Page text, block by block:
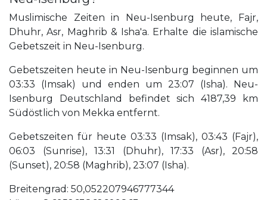
Muslimische Zeiten in Neu-Isenburg heute, Fajr,
Dhuhr, Asr, Maghrib & Isha'a. Erhalte die islamische
Gebetszeit in Neu-Isenburg.
Gebetszeiten heute in Neu-Isenburg beginnen um
03:33 (Imsak) und enden um 23:07 (Isha). Neu-
Isenburg Deutschland befindet sich 4187,39 km
Südöstlich von Mekka entfernt.
Gebetszeiten für heute 03:33 (Imsak), 03:43 (Fajr),
06:03 (Sunrise), 13:31 (Dhuhr), 17:33 (Asr), 20:58
(Sunset), 20:58 (Maghrib), 23:07 (Isha).
Breitengrad: 50,052207946777344